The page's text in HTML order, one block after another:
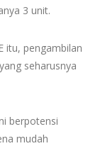
3 unit.
itu, pengambilan
seharusnya
berpotensi
mudah